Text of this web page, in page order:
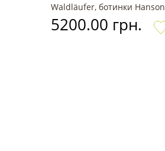
Waldläufer, ботинки Hanson
5200.00 грн.